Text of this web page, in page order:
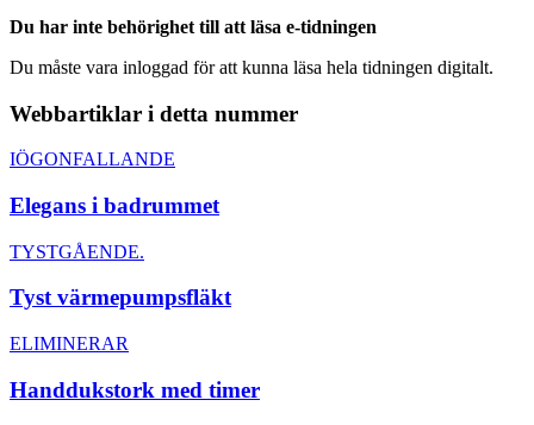
Du har inte behörighet till att läsa e-tidningen
Du måste vara inloggad för att kunna läsa hela tidningen digitalt.
Webbartiklar i detta nummer
IÖGONFALLANDE
Elegans i badrummet
TYSTGÅENDE.
Tyst värmepumpsfläkt
ELIMINERAR
Handdukstork med timer